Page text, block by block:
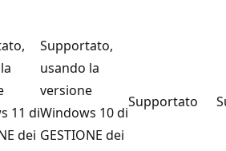
11 di
dei
Supportato,
usando la
versione
Windows 10 di
GESTIONE dei
Supportato